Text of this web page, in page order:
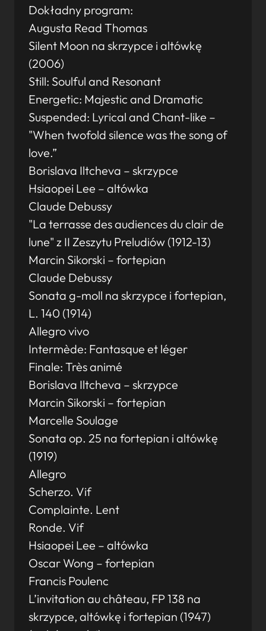
Dokładny program:
Augusta Read Thomas
Silent Moon na skrzypce i altówkę
(2006)
Still: Soulful and Resonant
Energetic: Majestic and Dramatic
Suspended: Lyrical and Chant-like –
"When twofold silence was the song of
love.”
Borislava Iltcheva – skrzypce
Hsiaopei Lee – altówka
Claude Debussy
"La terrasse des audiences du clair de
lune" z II Zeszytu Preludiów (1912-13)
Marcin Sikorski – fortepian
Claude Debussy
Sonata g-moll na skrzypce i fortepian,
L. 140 (1914)
Allegro vivo
Intermède: Fantasque et léger
Finale: Très animé
Borislava Iltcheva – skrzypce
Marcin Sikorski – fortepian
Marcelle Soulage
Sonata op. 25 na fortepian i altówkę
(1919)
Allegro
Scherzo. Vif
Complainte. Lent
Ronde. Vif
Hsiaopei Lee – altówka
Oscar Wong – fortepian
Francis Poulenc
L’invitation au château, FP 138 na
skrzypce, altówkę i fortepian (1947)